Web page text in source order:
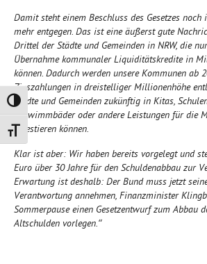
Umschalten auf hohe Kontraste
Schrift vergrößern
Damit steht einem Beschluss des Gesetzes
mehr entgegen. Das ist eine äußerst gute
Drittel der Städte und Gemeinden in NRW, die
Übernahme kommunaler Liquiditätskredite in
können. Dadurch werden unsere Kommunen ab
Zinszahlungen in dreistelliger Millionenhöhe
Städte und Gemeinden zukünftig in Kitas,
Schwimmbäder oder andere Leistungen für die
investieren können.
Klar ist aber: Wir haben bereits vorgelegt und
Euro über 30 Jahre für den Schuldenabbau zur
Erwartung ist deshalb: Der Bund muss jetzt
Verantwortung annehmen, Finanzminister
Sommerpause einen Gesetzentwurf zum Abbau
Altschulden vorlegen.“